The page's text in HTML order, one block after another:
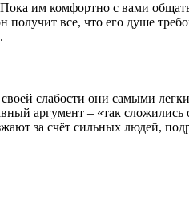
им комфортно с вами
все, что его душе
слабости они самыми
аргумент – «так сложились
за счёт сильных людей,